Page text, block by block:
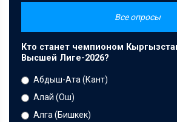
Все опросы
Кто станет чемпионом
Высшей Лиге-2026?
Абдыш-Ата (Кант)
Алай (Ош)
Алга (Бишкек)